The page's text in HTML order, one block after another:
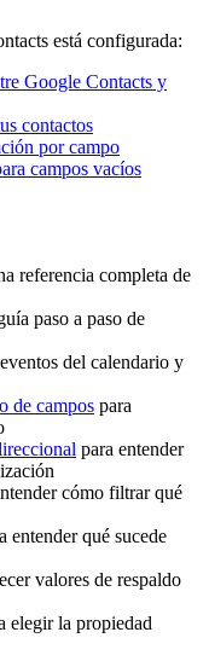
está configurada:
Google Contacts y
contactos
por campo
campos vacíos
referencia completa de
paso a paso de
del calendario y
de campos para
para entender
cómo filtrar qué
entender qué sucede
valores de respaldo
elegir la propiedad